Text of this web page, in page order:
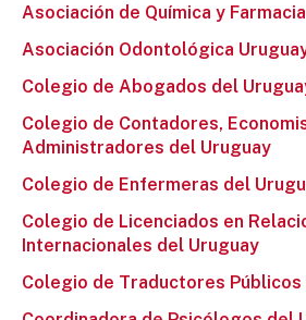
Asociación de Química y Farmacia
Asociación Odontológica
Colegio de Abogados del
Colegio de Contadores,
Administradores del Uruguay
Colegio de Enfermeras del
Colegio de Licenciados en
Internacionales del Uruguay
Colegio de Traductores Públicos